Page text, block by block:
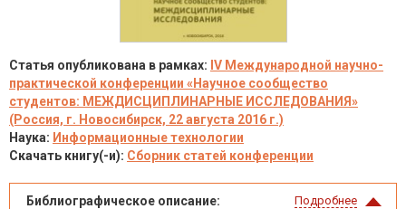
Статья опубликована в рамках: IV Международной научно-
практической конференции «Научное сообщество
студентов: МЕЖДИСЦИПЛИНАРНЫЕ ИССЛЕДОВАНИЯ»
(Россия, г. Новосибирск, 22 августа 2016 г.)
Наука: Информационные технологии
Скачать книгу(-и): Сборник статей конференции
Библиографическое описание: Подробнее